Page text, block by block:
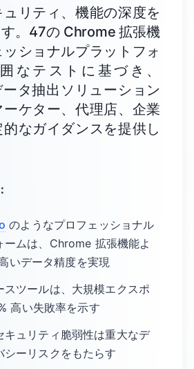
リティ、機能の深度を
。47の Chrome 拡張機
ショナルプラットフォ
なテストに基づき、
タ抽出ソリューション
ケター、代理店、企業
なガイダンスを提供し
のようなプロフェッショナル
ームは、Chrome 拡張機能よ
いデータ精度を実現
スツールは、大規模エクスポ
高い失敗率を示す
キュリティ脆弱性は重大なデ
シーリスクをもたらす